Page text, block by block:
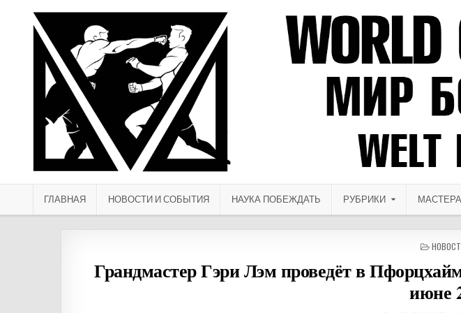
ГЛАВНАЯ НОВОСТИ И СОБЫТИЯ НАУКА ПОБЕЖДАТЬ РУБРИКИ МАСТЕРА
Грандмастер Гэри Лэм проведёт в
июне